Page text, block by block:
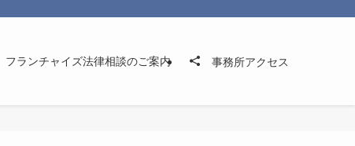
フランチャイズ法律相談のご案内 事務所アクセス